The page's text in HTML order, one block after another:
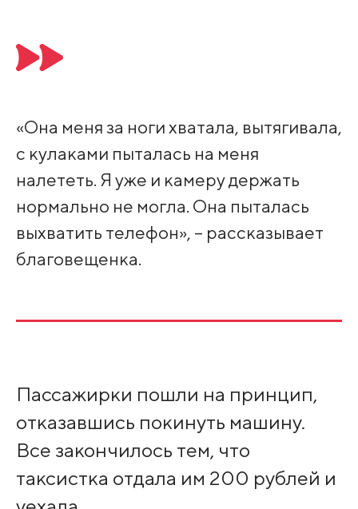
«Она меня за ноги хватала, вытягивала,
с кулаками пыталась на меня
налететь. Я уже и камеру держать
нормально не могла. Она пыталась
выхватить телефон», – рассказывает
благовещенка.
Пассажирки пошли на принцип,
отказавшись покинуть машину.
Все закончилось тем, что
таксистка отдала им 200 рублей и